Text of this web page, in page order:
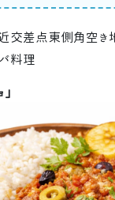
交差点東側角空き
料理